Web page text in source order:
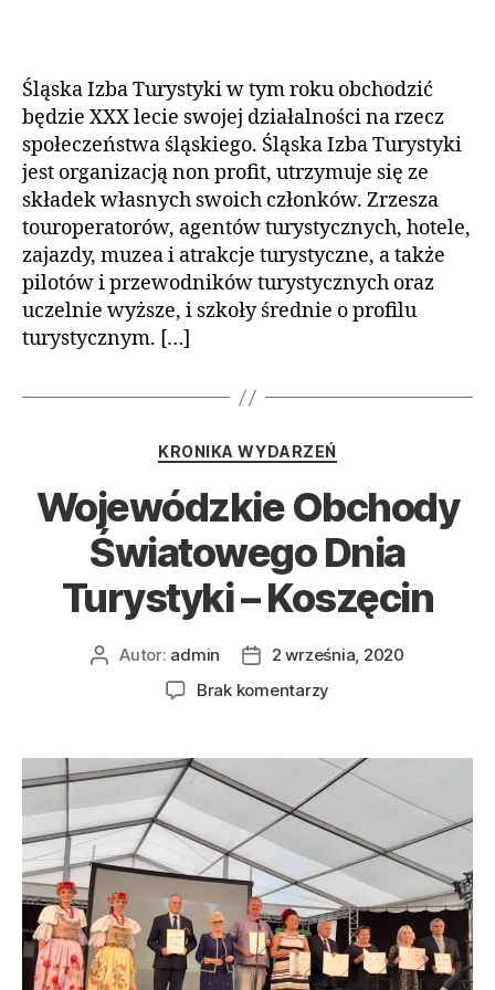
Śląska Izba Turystyki w tym roku obchodzić
będzie XXX lecie swojej działalności na rzecz
społeczeństwa śląskiego. Śląska Izba Turystyki
jest organizacją non profit, utrzymuje się ze
składek własnych swoich członków. Zrzesza
touroperatorów, agentów turystycznych, hotele,
zajazdy, muzea i atrakcje turystyczne, a także
pilotów i przewodników turystycznych oraz
uczelnie wyższe, i szkoły średnie o profilu
turystycznym. […]
Kategorie
KRONIKA WYDARZEŃ
Wojewódzkie Obchody
Światowego Dnia
Turystyki – Koszęcin
AutorAutor: admin
Data
wpisu
2 września, 2020
Brak komentarzy
Światowego
Dnia
–
Koszęcin